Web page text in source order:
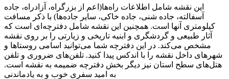
این نقشه شامل اطلاعات راه‌ها(اعم از بزرگراه، آزادراه، جاده
آسفالته، جاده شنی، جاده خاکی، سایر جاده‌ها) با ذکر مسافت
کیلومتری آنها است. همچنین این نقشه شامل دفترچه‌ای است که
آثار طبیعی و گردشگری و ابنیه تاریخی و زیارتی را بر روی نقشه
مشخص می‌کند. در این دفترچه شما می‌توانید اسامی روستاها و
شهرهای داخل نقشه را با اندکس پیدا کنید. تلفن‌های ضروری و تلفن
هتل‌های سطح استان نیز دیگر بخش دفترچه ضمیمه به نقشه است.
به امید سفری خوب و به یادماندنی